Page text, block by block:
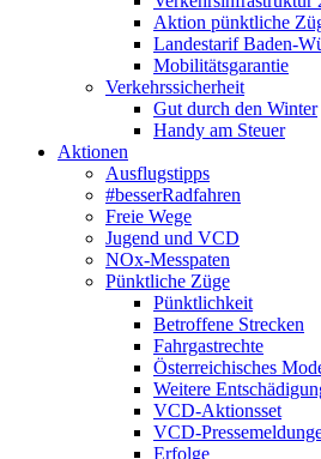
Aktion pünktliche
Landestarif Baden-
Mobilitätsgarantie
Verkehrssicherheit
Gut durch den Winter
Handy am Steuer
Aktionen
Ausflugstipps
#besserRadfahren
Freie Wege
Jugend und VCD
NOx-Messpaten
Pünktliche Züge
Pünktlichkeit
Betroffene Strecken
Fahrgastrechte
Österreichisches
Weitere
VCD-Aktionsset
VCD-
Erfolge